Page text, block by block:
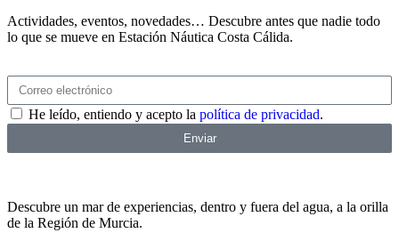
Actividades, eventos, novedades… Descubre antes que nadie todo
lo que se mueve en Estación Náutica Costa Cálida.
He leído, entiendo y acepto la política de privacidad.
Enviar
Descubre un mar de experiencias, dentro y fuera del agua, a la orilla
de la Región de Murcia.